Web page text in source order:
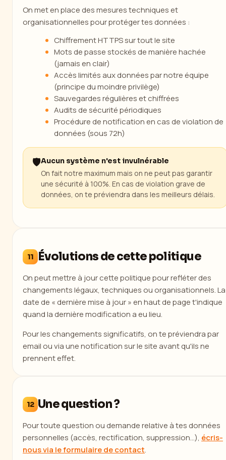
On met en place des mesures techniques et
organisationnelles pour protéger tes données :
Chiffrement HTTPS sur tout le site
Mots de passe stockés de manière hachée
(jamais en clair)
Accès limités aux données par notre équipe
(principe du moindre privilège)
Sauvegardes régulières et chiffrées
Audits de sécurité périodiques
Procédure de notification en cas de violation de
données (sous 72h)
🛡️Aucun système n'est invulnérable
On fait notre maximum mais on ne peut pas garantir
une sécurité à 100%. En cas de violation grave de
données, on te préviendra dans les meilleurs délais.
11 Évolutions de cette politique
On peut mettre à jour cette politique pour refléter des
changements légaux, techniques ou organisationnels. La
date de « dernière mise à jour » en haut de page t'indique
quand la dernière modification a eu lieu.
Pour les changements significatifs, on te préviendra par
email ou via une notification sur le site avant qu'ils ne
prennent effet.
12 Une question ?
Pour toute question ou demande relative à tes données
personnelles (accès, rectification, suppression…), écris-
nous via le formulaire de contact.